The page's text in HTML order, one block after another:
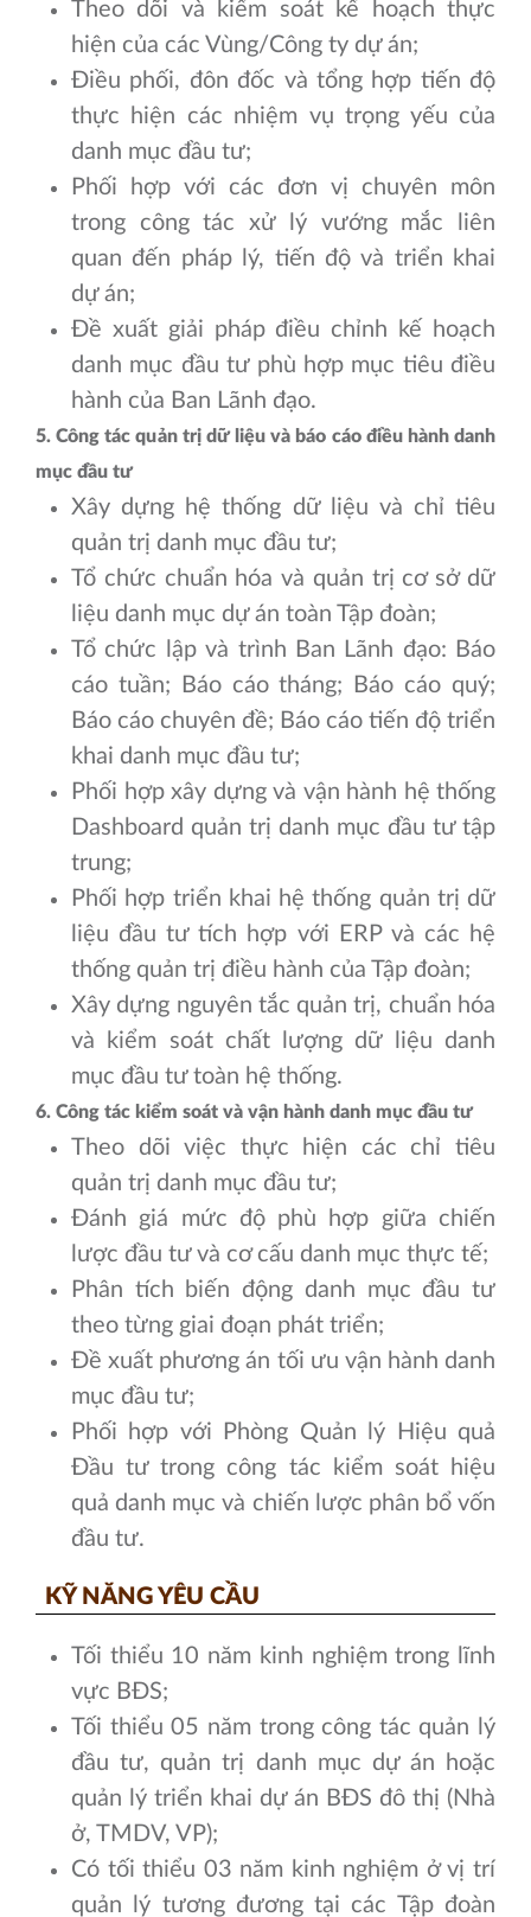
Theo dõi và kiểm soát kế hoạch thực
hiện của các Vùng/Công ty dự án;
Điều phối, đôn đốc và tổng hợp tiến độ
thực hiện các nhiệm vụ trọng yếu của
danh mục đầu tư;
Phối hợp với các đơn vị chuyên môn
trong công tác xử lý vướng mắc liên
quan đến pháp lý, tiến độ và triển khai
dự án;
Đề xuất giải pháp điều chỉnh kế hoạch
danh mục đầu tư phù hợp mục tiêu điều
hành của Ban Lãnh đạo.
5. Công tác quản trị dữ liệu và báo cáo điều hành danh
mục đầu tư
Xây dựng hệ thống dữ liệu và chỉ tiêu
quản trị danh mục đầu tư;
Tổ chức chuẩn hóa và quản trị cơ sở dữ
liệu danh mục dự án toàn Tập đoàn;
Tổ chức lập và trình Ban Lãnh đạo: Báo
cáo tuần; Báo cáo tháng; Báo cáo quý;
Báo cáo chuyên đề; Báo cáo tiến độ triển
khai danh mục đầu tư;
Phối hợp xây dựng và vận hành hệ thống
Dashboard quản trị danh mục đầu tư tập
trung;
Phối hợp triển khai hệ thống quản trị dữ
liệu đầu tư tích hợp với ERP và các hệ
thống quản trị điều hành của Tập đoàn;
Xây dựng nguyên tắc quản trị, chuẩn hóa
và kiểm soát chất lượng dữ liệu danh
mục đầu tư toàn hệ thống.
6. Công tác kiểm soát và vận hành danh mục đầu tư
Theo dõi việc thực hiện các chỉ tiêu
quản trị danh mục đầu tư;
Đánh giá mức độ phù hợp giữa chiến
lược đầu tư và cơ cấu danh mục thực tế;
Phân tích biến động danh mục đầu tư
theo từng giai đoạn phát triển;
Đề xuất phương án tối ưu vận hành danh
mục đầu tư;
Phối hợp với Phòng Quản lý Hiệu quả
Đầu tư trong công tác kiểm soát hiệu
quả danh mục và chiến lược phân bổ vốn
đầu tư.
KỸ NĂNG YÊU CẦU
Tối thiểu 10 năm kinh nghiệm trong lĩnh
vực BĐS;
Tối thiểu 05 năm trong công tác quản lý
đầu tư, quản trị danh mục dự án hoặc
quản lý triển khai dự án BĐS đô thị (Nhà
ở, TMDV, VP);
Có tối thiểu 03 năm kinh nghiệm ở vị trí
quản lý tương đương tại các Tập đoàn